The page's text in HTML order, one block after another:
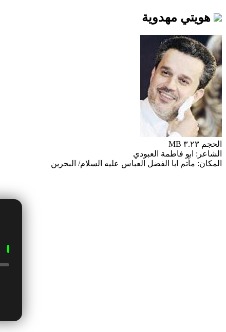
هويتي مهدوية
الحجم ٣.٢٣ MB
الشاعر: ابو فاطمة العبودي
المكان: مأتم ابا الفضل العباس عليه السلام/ البحرين